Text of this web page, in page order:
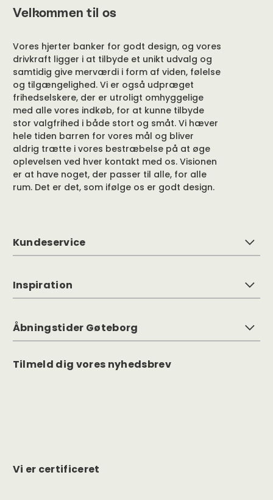
Velkommen til os
Vores hjerter banker for godt design, og vores
drivkraft ligger i at tilbyde et unikt udvalg og
samtidig give merværdi i form af viden, følelse
og tilgængelighed. Vi er også udpræget
frihedselskere, der er utroligt omhyggelige
med alle vores indkøb, for at kunne tilbyde
stor valgfrihed i både stort og småt. Vi hæver
hele tiden barren for vores mål og bliver
aldrig trætte i vores bestræbelse på at øge
oplevelsen ved hver kontakt med os. Visionen
er at have noget, der passer til alle, for alle
rum. Det er det, som ifølge os er godt design.
Kundeservice
Inspiration
Åbningstider Gøteborg
Tilmeld dig vores nyhedsbrev
Vi er certificeret